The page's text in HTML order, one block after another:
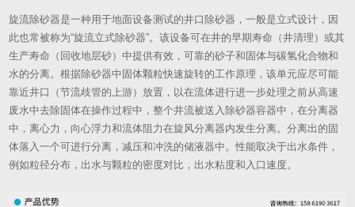
旋流除砂器是一种用于地面设备测试的井口除砂器，一般是立式设计，因
此也常被称为“旋流立式除砂器”。该设备可在井的早期寿命（井清理）或其
生产寿命（回收地层砂）中提供有效，可靠的砂子和固体与碳氢化合物和
水的分离。根据除砂器中固体颗粒快速旋转的工作原理，该单元应尽可能
靠近井口（节流歧管的上游）放置，以在流体进行进一步处理之前从高速
废水中去除固体在操作过程中，整个井流被送入除砂器容器中，在分离器
中，离心力，向心浮力和流体阻力在旋风分离器内发生分离。分离出的固
体落入一个可进行分离，减压和冲洗的储液器中。性能取决于出水条件，
例如粒径分布，出水与颗粒的密度对比，出水粘度和入口速度。